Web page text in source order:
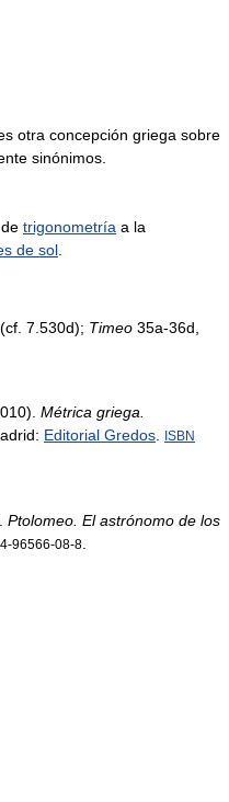
otra concepción griega sobre
sinónimos.
trigonometría a la
de sol.
7.530d); Timeo 35a-36d,
Métrica griega.
Editorial Gredos.
ISBN
. Ptolomeo. El astrónomo de los
96566-08-8.